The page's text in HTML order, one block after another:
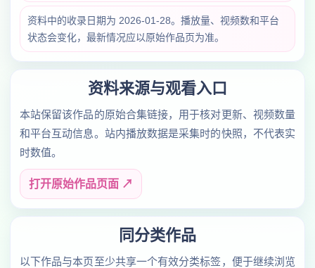
资料中的收录日期为 2026-01-28。播放量、视频数和平台
状态会变化，最新情况应以原始作品页为准。
资料来源与观看入口
本站保留该作品的原始合集链接，用于核对更新、视频数量
和平台互动信息。站内播放数据是采集时的快照，不代表实
时数值。
打开原始作品页面 ↗
同分类作品
以下作品与本页至少共享一个有效分类标签，便于继续浏览